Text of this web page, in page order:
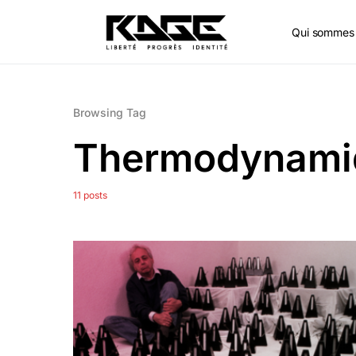
Qui
Browsing Tag
11 posts